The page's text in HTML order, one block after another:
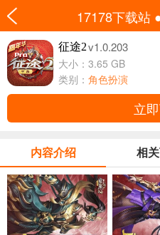
17178下载站
征途2v1.0.203
大小：3.65 GB
类别： 角色扮演
立
内容介绍 相